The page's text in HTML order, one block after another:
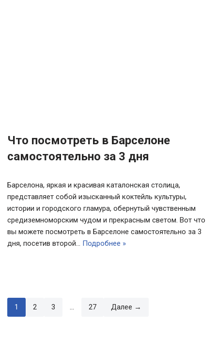
Что посмотреть в Барселоне
самостоятельно за 3 дня
Барселона, яркая и красивая каталонская столица,
представляет собой изысканный коктейль культуры,
истории и городского гламура, обернутый чувственным
средиземноморским чудом и прекрасным светом. Вот что
вы можете посмотреть в Барселоне самостоятельно за 3
дня, посетив второй… Подробнее »
1 2 3 … 27 Далее →